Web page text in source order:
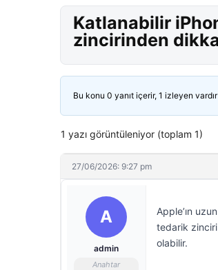
Katlanabilir
zincirinden
Bu konu 0 yanıt içerir, 1 izleyen
1 yazı görüntüleniyor (toplam 1)
27/06/2026: 9:27 pm
A
admin
Anahtar
Apple’ın
tedarik zinciri
olabilir.